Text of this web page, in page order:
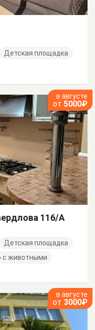
Детская площадка
в августе
от 5000₽
116/А
Детская площадка
с животными
в августе
от 3000₽